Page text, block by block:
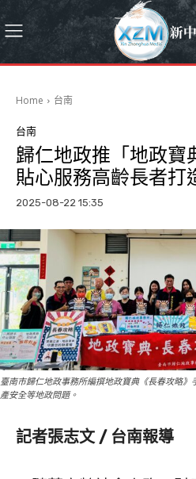
Home 台南
台南
歸仁地政推「地政
貼心服務高齡長者打
2025-08-22 15:35
臺南市歸仁地政事務所編撰地政寶典《長春攻略
產安全等地政問題。
記者張志文 / 台南報導